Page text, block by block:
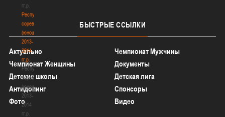
гг.р.
Республиканские
соревнования
(юноши)
2013-
2014
гг.р.
Республиканские
соревнования
(юноши)
2013-
2014
гг.р.
БЫСТРЫЕ ССЫЛКИ
Актуально
Чемпионат Мужчины
Чемпионат Женщины
Документы
Детские школы
Детская лига
Антидопинг
Спонсоры
Фото
Видео